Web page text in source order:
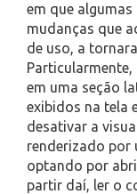
em que
mudanças que
de uso, a
em uma seção
exibidos na tela
desativar a
renderizado por
optando por
partir daí, ler o